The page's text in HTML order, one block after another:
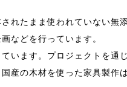
れたまま使われていない無
などを行っています。
います。プロジェクトを通
産の木材を使った家具製作